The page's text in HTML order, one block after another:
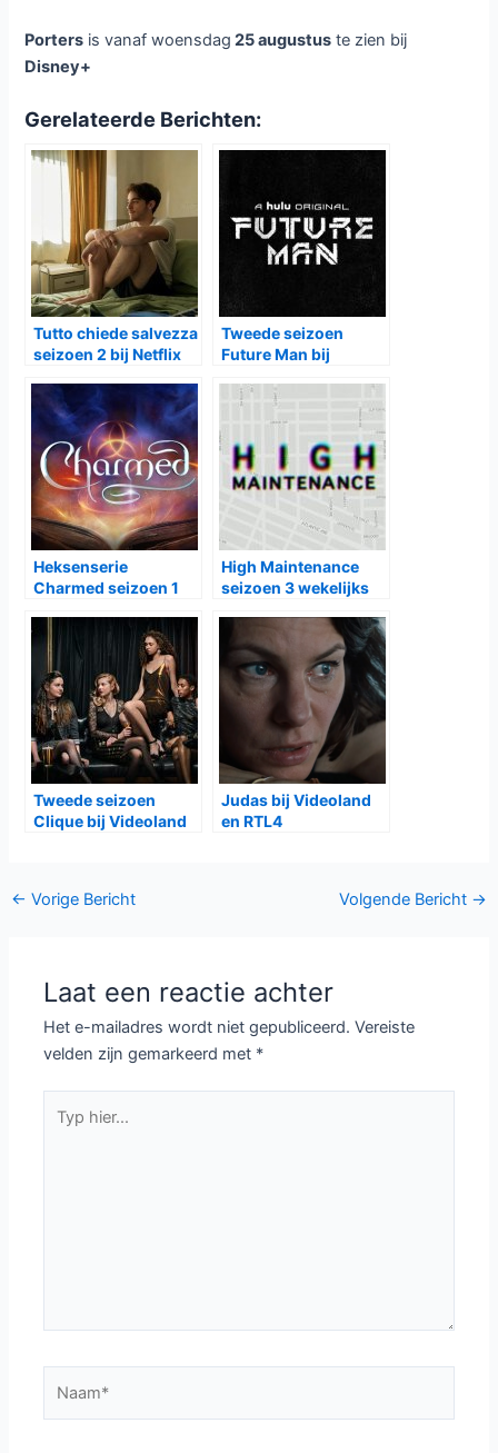
Porters is vanaf woensdag 25 augustus te zien bij
Disney+
Gerelateerde Berichten:
Tutto chiede salvezza
seizoen 2 bij Netflix
Tweede seizoen
Future Man bij
Heksenserie
Charmed seizoen 1
High Maintenance
seizoen 3 wekelijks
Tweede seizoen
Clique bij Videoland
Judas bij Videoland
en RTL4
Bericht
← Vorige Bericht Volgende Bericht →
Laat een reactie achter
Het e-mailadres wordt niet gepubliceerd. Vereiste
velden zijn gemarkeerd met *
hier...